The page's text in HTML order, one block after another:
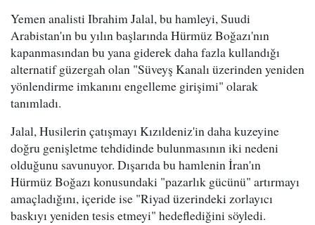
Yemen analisti Ibrahim Jalal, bu hamleyi, Suudi
Arabistan'ın bu yılın başlarında Hürmüz Boğazı'nın
kapanmasından bu yana giderek daha fazla kullandığı
alternatif güzergah olan "Süveyş Kanalı üzerinden yeniden
yönlendirme imkanını engelleme girişimi" olarak
tanımladı.
Jalal, Husilerin çatışmayı Kızıldeniz'in daha kuzeyine
doğru genişletme tehdidinde bulunmasının iki nedeni
olduğunu savunuyor. Dışarıda bu hamlenin İran'ın
Hürmüz Boğazı konusundaki "pazarlık gücünü" artırmayı
amaçladığını, içeride ise "Riyad üzerindeki zorlayıcı
baskıyı yeniden tesis etmeyi" hedeflediğini söyledi.